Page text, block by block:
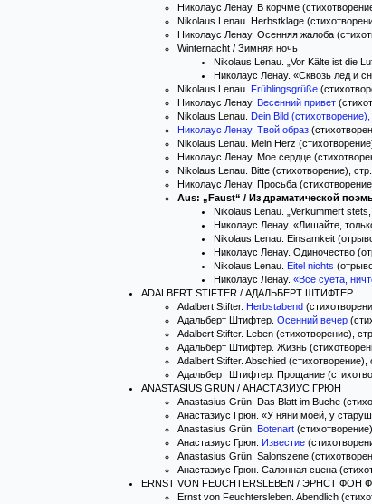
Николаус Ленау. В корчме
Nikolaus Lenau. Herbstklage
Николаус Ленау. Осенняя жалоба
Winternacht / Зимняя ночь
Nikolaus Lenau. „Vor Kälte ist die
Николаус Ленау. «Сквозь лед и
Nikolaus Lenau. Frühlingsgrüße
Николаус Ленау. Весенний привет
Nikolaus Lenau. Dein Bild
Николаус Ленау. Твой образ
Nikolaus Lenau. Mein Herz
Николаус Ленау. Мое сердце
Nikolaus Lenau. Bitte (стихотворение),
Николаус Ленау. Просьба
Aus: „Faust“ / Из драматической
Nikolaus Lenau. „Verkümmert
Николаус Ленау. «Лишайте,
Nikolaus Lenau. Einsamkeit
Николаус Ленау. Одиночество
Nikolaus Lenau. Eitel nichts
Николаус Ленау. «Всё суета,
ADALBERT STIFTER / АДАЛЬБЕРТ ШТИФТЕР
Adalbert Stifter. Herbstabend
Адальберт Штифтер. Осенний вечер
Adalbert Stifter. Leben (стихотворение),
Адальберт Штифтер. Жизнь
Adalbert Stifter. Abschied (стихотворение),
Адальберт Штифтер. Прощание
ANASTASIUS GRÜN / АНАСТАЗИУС ГРЮН
Anastasius Grün. Das Blatt im Buche
Анастазиус Грюн. «У няни моей, у
Anastasius Grün. Botenart
Анастазиус Грюн. Известие
Anastasius Grün. Salonszene
Анастазиус Грюн. Салонная сцена
ERNST VON FEUCHTERSLEBEN / ЭРНСТ
Ernst von Feuchtersleben. Abendlich